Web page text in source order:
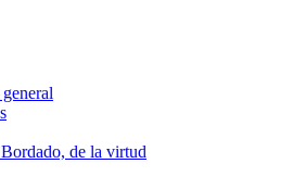
de la virtud